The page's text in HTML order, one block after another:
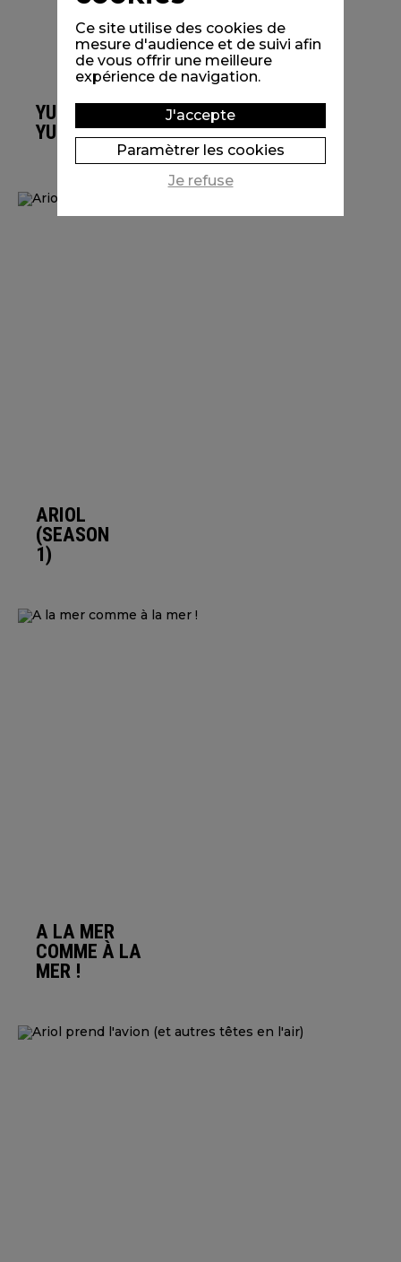
YUMMY
YUMMY!
ARIOL
(SEASON
1)
A LA MER
COMME À LA
MER !
Ce site utilise des cookies de
mesure d'audience et de suivi afin
de vous offrir une meilleure
expérience de navigation.
J'accepte
Paramètrer les cookies
Je refuse